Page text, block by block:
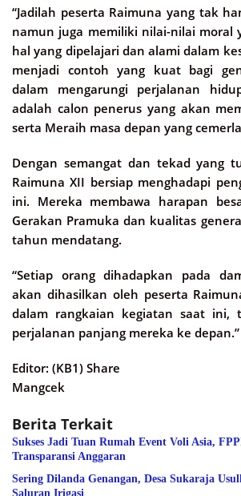
“Jadilah peserta Raimuna yang tak
namun juga memiliki nilai-nilai moral
hal yang dipelajari dan alami dalam
menjadi contoh yang kuat bagi
dalam mengarungi perjalanan
adalah calon penerus yang akan
serta Meraih masa depan yang
Dengan semangat dan tekad yang
Raimuna XII bersiap menghadapi
ini. Mereka membawa harapan
Gerakan Pramuka dan kualitas
tahun mendatang.
“Setiap orang dihadapkan pada
akan dihasilkan oleh peserta
dalam rangkaian kegiatan saat ini,
perjalanan panjang mereka ke
Editor: (KB1) Share
Mangcek
Berita Terkait
Sukses Jadi Tuan Rumah Event Voli Asia,
Transparansi Anggaran
Sering Dilanda Genangan, Desa Sukaraja
Saluran Irigasi